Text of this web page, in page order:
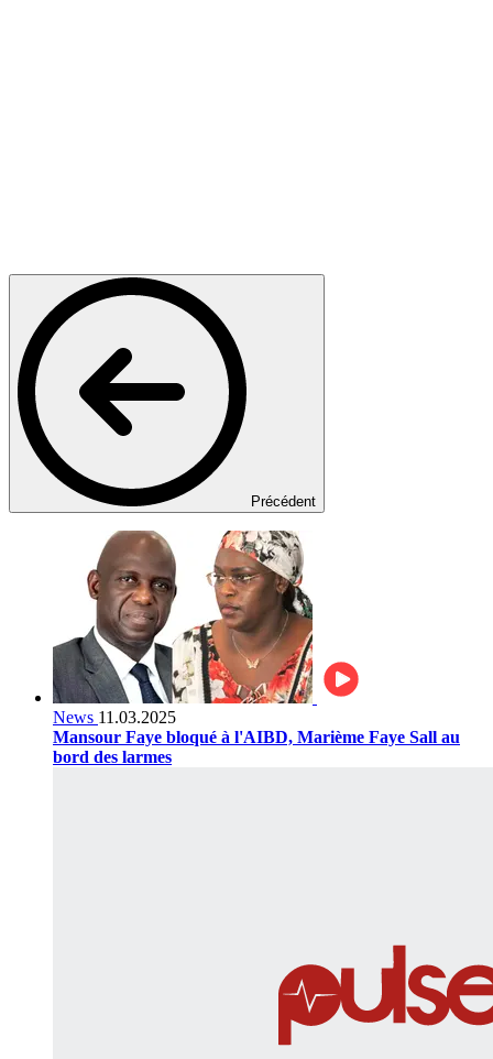
Précédent
News 11.03.2025
Mansour Faye bloqué à l'AIBD, Marième Faye Sall au
bord des larmes